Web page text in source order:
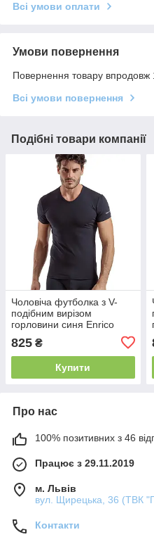
Всі умови оплати
Умови повернення
Повернення товару впродовж
Всі умови повернення
Подібні товари компанії
Чоловіча футболка з V-
подібним вирізом
горловини синя Enrico
825 ₴
Купити
Про нас
100% позитивних з 46
Працює з 29.11.2019
м. Львів
вул. Щирецька, 36 (ТВК
Контакти